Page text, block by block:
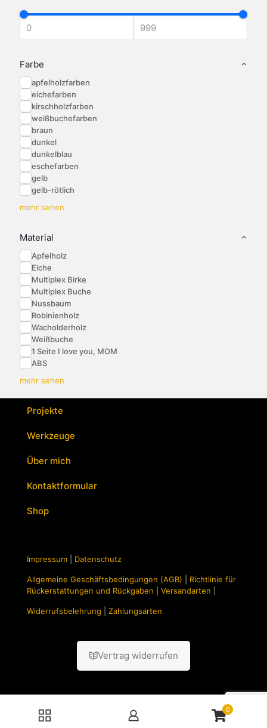
Farbe
apfelholzfarben
eichefarben
kirschholzfarben
weißbuchefarben
braun
dunkel
dunkelblau
eschefarben
gelb
gelb-rötlich
mehr sehen
Material
Apfelholz
Eiche
Multiplex Birke
Multiplex Buche
Nussbaum
Robinienholz
Wacholderholz
Weißbuche
1 Seite I love you, MOM
ABS
mehr sehen
Projekte
Werkzeuge
Über mich
Kontaktformular
Shop
Impressum Datenschutz
Allgemeine Geschäftsbedingungen (AGB)
Richtlinie für
Rückerstattungen und Rückgaben
Versandarten
Widerrufsbelehrung Zahlungsarten
Vertrag widerrufen
0